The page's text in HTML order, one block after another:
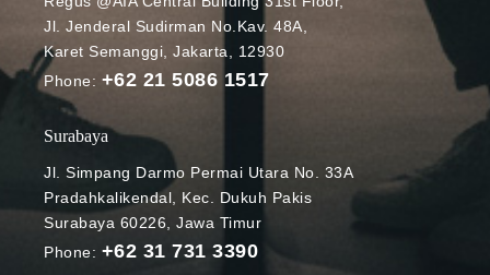
Dengan
sistem remote
atau hybrid
murid bisa
belajar dan
saling
berkomunikas
i dari mana
saja mereka
Jl. Jenderal Sudirman No.Kav. 48A,
Karet Semanggi, Jakarta, 12930
Phone: +62 21 5086 1517
Surabaya
Jl. Simpang Darmo Permai Utara No. 33A
Pradahkalikendal, Kec. Dukuh Pakis
Surabaya 60226, Jawa Timur
Phone: +62 31 731 3390